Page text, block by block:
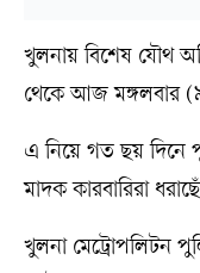
খুলনায় বিশেষ যৌথ
থেকে আজ মঙ্গলবার (৯
এ নিয়ে গত ছয় দিনে
মাদক কারবারিরা
খুলনা মেট্রোপলিটন